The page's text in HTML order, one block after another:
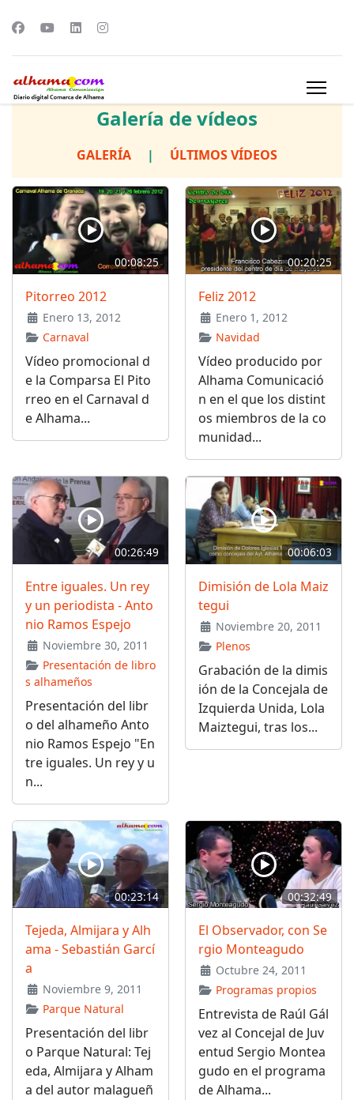
Galería de vídeos
GALERÍA | ÚLTIMOS VÍDEOS
00:08:25
Pitorreo 2012
Enero 13, 2012
Carnaval
Vídeo promocional d
e la Comparsa El Pito
rreo en el Carnaval d
e Alhama...
00:20:25
Feliz 2012
Enero 1, 2012
Navidad
Vídeo producido por
Alhama Comunicació
n en el que los distint
os miembros de la co
munidad...
00:26:49
Entre iguales. Un rey
y un periodista - Anto
nio Ramos Espejo
Noviembre 30, 2011
Presentación de libro
s alhameños
Presentación del libr
o del alhameño Anto
nio Ramos Espejo "En
tre iguales. Un rey y u
n...
00:06:03
Dimisión de Lola Maiz
tegui
Noviembre 20, 2011
Plenos
Grabación de la dimis
ión de la Concejala de
Izquierda Unida, Lola
Maiztegui, tras los...
00:23:14
Tejeda, Almijara y Alh
ama - Sebastián Garcí
a
Noviembre 9, 2011
Parque Natural
Presentación del libr
o Parque Natural: Tej
eda, Almijara y Alham
a del autor malagueñ
00:32:49
El Observador, con Se
rgio Monteagudo
Octubre 24, 2011
Programas propios
Entrevista de Raúl Gál
vez al Concejal de Juv
entud Sergio Montea
gudo en el programa
de Alhama...